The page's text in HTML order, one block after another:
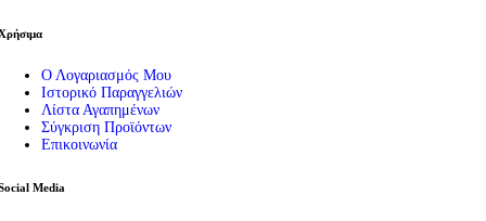
Ο Λογαριασμός Μου
Ιστορικό Παραγγελιών
Λίστα Αγαπημένων
Σύγκριση Προϊόντων
Επικοινωνία
Media